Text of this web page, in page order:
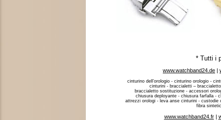
* Tutti i
www.watchband24.de |
cinturino dell’orologio - cinturino orologio -
cinturini - braccialetti –
braccialetto sostituzione - accessori
chiusura deployante - chiusura farfalla -
attrezzi orologi - leva anse cinturini -
fibra
www.watchband24.fr|